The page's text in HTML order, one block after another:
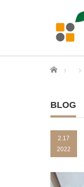
Home
BLOG
2.17
2022